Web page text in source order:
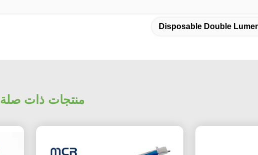
Disposable Double
منتجات ذات صلة